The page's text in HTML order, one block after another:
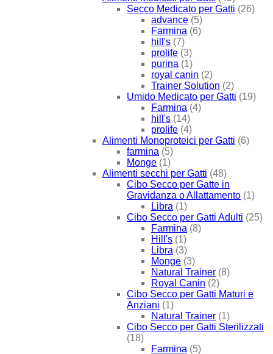
Secco Medicato per Gatti (26)
advance (5)
Farmina (6)
hill's (7)
prolife (3)
purina (1)
royal canin (2)
Trainer Solution (2)
Umido Medicato per Gatti (19)
Farmina (4)
hill's (14)
prolife (4)
Alimenti Monoproteici per Gatti (6)
farmina (5)
Monge (1)
Alimenti secchi per Gatti (48)
Cibo Secco per Gatte in
Gravidanza o Allattamento (1)
Libra (1)
Cibo Secco per Gatti Adulti (25)
Farmina (8)
Hill's (1)
Libra (3)
Monge (3)
Natural Trainer (8)
Royal Canin (2)
Cibo Secco per Gatti Maturi e
Anziani (1)
Natural Trainer (1)
Cibo Secco per Gatti Sterilizzati
(18)
Farmina (5)